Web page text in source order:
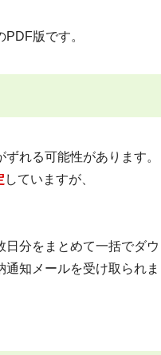
版です。
れる可能性があります。
していますが、
分をまとめて一括でダウ
知メールを受け取られま